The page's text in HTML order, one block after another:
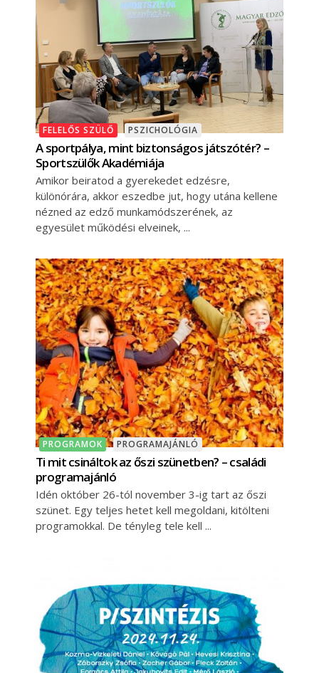
FELELŐS SZÜLŐ PSZICHOLÓGIA
A sportpálya, mint biztonságos játszótér? –
Sportszülők Akadémiája
Amikor beiratod a gyerekedet edzésre,
különórára, akkor eszedbe jut, hogy utána kellene
nézned az edző munkamódszerének, az
egyesület működési elveinek,
PROGRAMOK PROGRAMAJÁNLÓ
Ti mit csináltok az őszi szünetben? – családi
programajánló
Idén október 26-tól november 3-ig tart az őszi
szünet. Egy teljes hetet kell megoldani, kitölteni
programokkal. De tényleg tele kell